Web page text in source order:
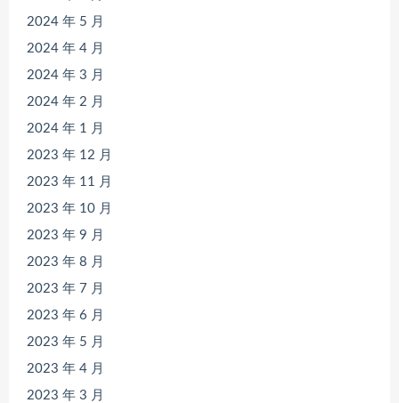
2024 年 5 月
2024 年 4 月
2024 年 3 月
2024 年 2 月
2024 年 1 月
2023 年 12 月
2023 年 11 月
2023 年 10 月
2023 年 9 月
2023 年 8 月
2023 年 7 月
2023 年 6 月
2023 年 5 月
2023 年 4 月
2023 年 3 月